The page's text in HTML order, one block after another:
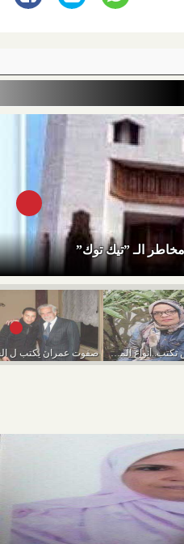
مخاطر الـ ”تيك توك”
خالتك أنوش تكتب..أنواع الموظفين وأنت وحظك